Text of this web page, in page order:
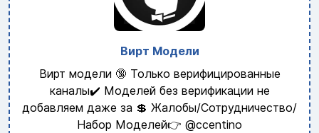
Вирт Модели
Вирт модели 🔞 Только верифицированные
каналы✔️ Моделей без верификации не
добавляем даже за 💲 Жалобы/Сотрудничество/
Набор Моделей👉 @ccentino